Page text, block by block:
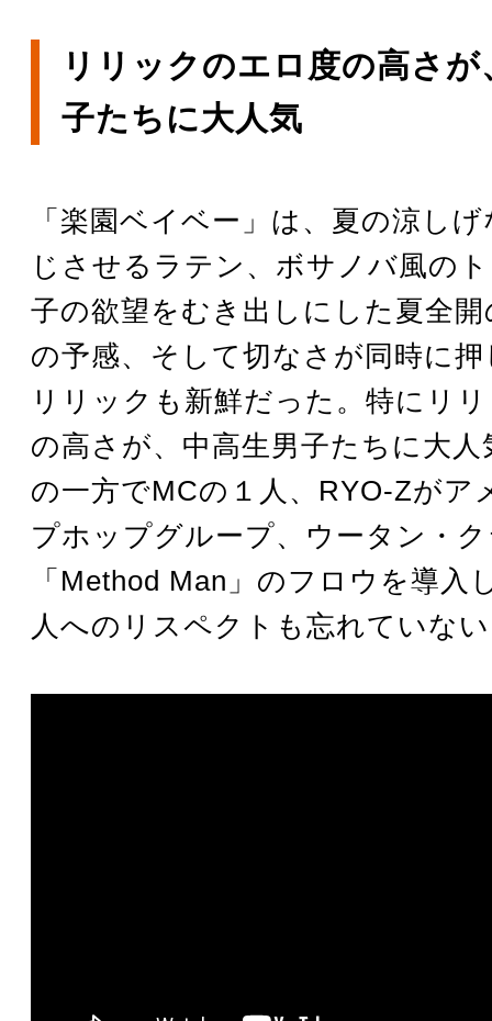
リリックのエロ度の高さが
子たちに大人気
「楽園ベイベー」は、夏の涼し
じさせるラテン、ボサノバ風の
子の欲望をむき出しにした夏全
の予感、そして切なさが同時に
リリックも新鮮だった。特にリ
の高さが、中高生男子たちに大
の一方でMCの１人、RYO-Zがア
プホップグループ、ウータン・
「Method Man」のフロウを導入
人へのリスペクトも忘れていな